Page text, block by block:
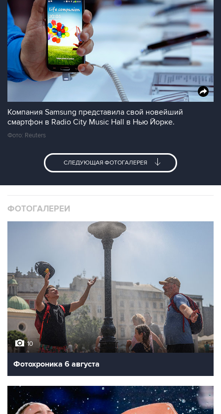
Компания Samsung представила свой новейший
смартфон в Radio City Music Hall в Нью Йорке.
Фото: Reuters
СЛЕДУЮЩАЯ ФОТОГАЛЕРЕЯ
ФОТОГАЛЕРЕИ
10
Фотохроника 6 августа